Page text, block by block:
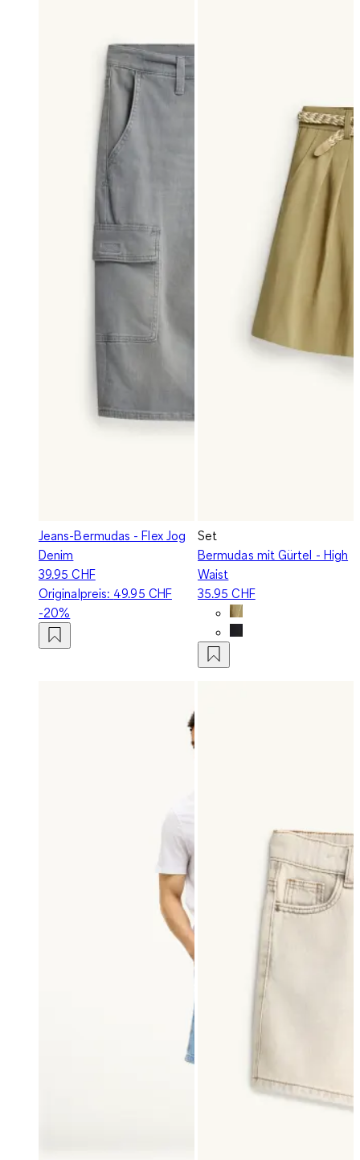
Jeans-Bermudas - Flex Jog
Denim
39.95 CHF
Originalpreis: 49.95 CHF
-20%
Set
Bermudas mit Gürtel - High
Waist
35.95 CHF